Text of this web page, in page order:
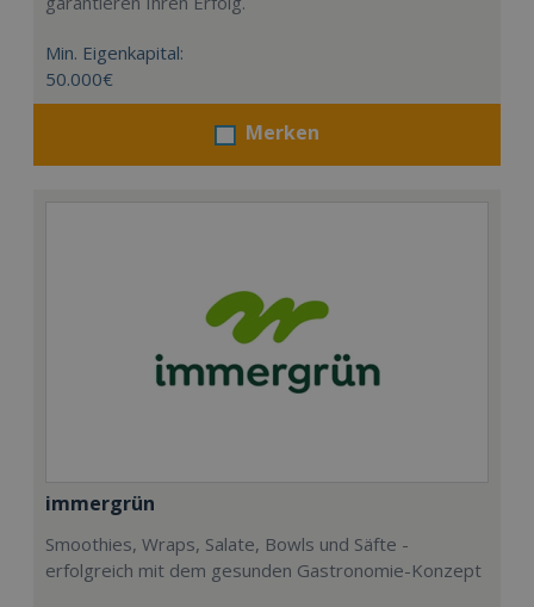
Min. Eigenkapital:
50.000€
Merken
immergrün
Smoothies, Wraps, Salate, Bowls und Säfte -
erfolgreich mit dem gesunden Gastronomie-Konzept